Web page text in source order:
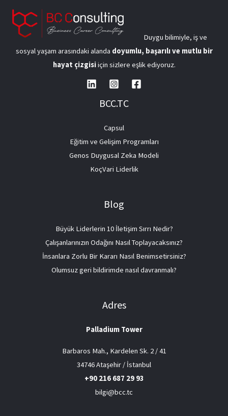
Duygu bilimiyle, iş ve
sosyal yaşam arasındaki alanda doyumlu, başarılı ve mutlu bir
hayat çizgisiiçin sizlere eşlik ediyoruz.
BCC.TC
Capsul
Eğitim ve Gelişim Programları
Genos Duygusal Zeka Modeli
KoçVari Liderlik
Blog
Büyük Liderlerin 10 İletişim Sırrı Nedir?
Çalışanlarınızın Odağını Nasıl Toplayacaksınız?
İnsanlara Zorlu Bir Kararı Nasıl Benimsetirsiniz?
Olumsuz geri bildirimde nasıl davranmalı?
Adres
Palladium Tower
Barbaros Mah., Kardelen Sk. 2 / 41
34746 Ataşehir / İstanbul
+90 216 687 29 93
bilgi@bcc.tc